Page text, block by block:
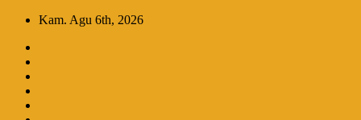
Skip
content
Kam. Agu 6th, 2026